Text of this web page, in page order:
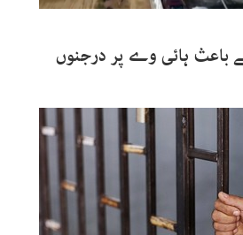
باعث ہائی وے پر درجنوں